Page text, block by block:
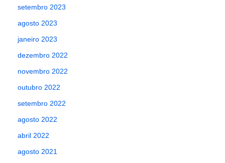
setembro 2023
agosto 2023
janeiro 2023
dezembro 2022
novembro 2022
outubro 2022
setembro 2022
agosto 2022
abril 2022
agosto 2021